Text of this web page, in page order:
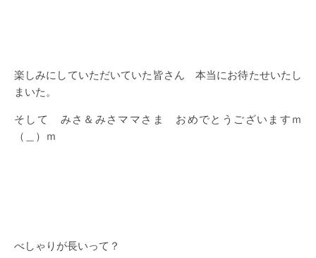
楽しみにしていただいていた皆さん 本当にお待たせいたし
まいた。
そして みさ＆みさママさま おめでとうございますｍ
（＿）ｍ
べしゃりが長いって？